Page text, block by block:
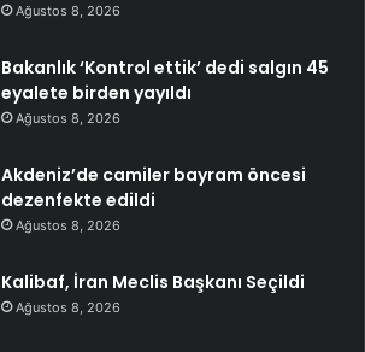
Ağustos 8, 2026
Bakanlık ‘Kontrol ettik’ dedi salgın 45
eyalete birden yayıldı
Ağustos 8, 2026
Akdeniz’de camiler bayram öncesi
dezenfekte edildi
Ağustos 8, 2026
Kalibaf, İran Meclis Başkanı Seçildi
Ağustos 8, 2026